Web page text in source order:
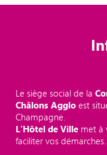
Le siège social de la
Châlons Aggloest
Champagne.
L’Hôtel de Ville met à
faciliter vos démarches.